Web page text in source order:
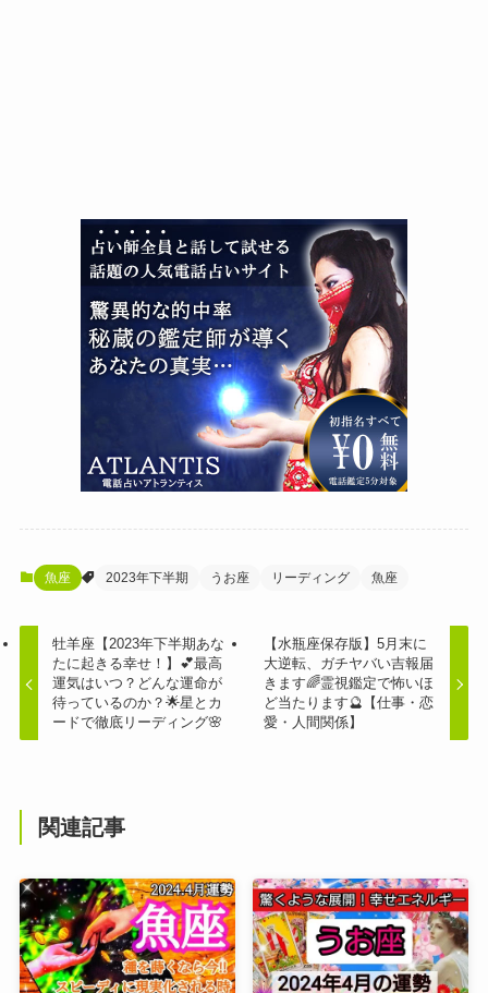
魚座 2023年下半期 うお座 リーディング 魚座
牡羊座【2023年下半期あな
たに起きる幸せ！】💕最高
運気はいつ？どんな運命が
待っているのか？🌟星とカ
ードで徹底リーディング🌸
【水瓶座保存版】5月末に
大逆転、ガチヤバい吉報届
きます🌈霊視鑑定で怖いほ
ど当たります🔮【仕事・恋
愛・人間関係】
関連記事